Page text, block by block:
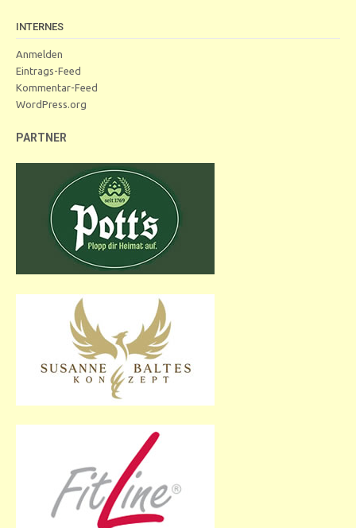
INTERNES
Anmelden
Eintrags-Feed
Kommentar-Feed
WordPress.org
PARTNER